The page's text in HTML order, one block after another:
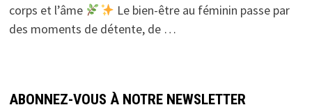
corps et l’âme
Le bien-être au féminin passe par
des moments de détente, de …
ABONNEZ-VOUS À NOTRE NEWSLETTER